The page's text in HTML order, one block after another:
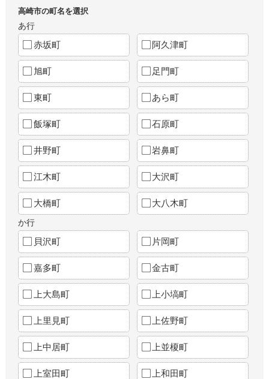
高崎市の町名を選択
あ行
赤坂町 阿久津町
旭町 足門町
東町 あら町
飯塚町 石原町
井野町 岩鼻町
江木町 大沢町
大橋町 大八木町
か行
貝沢町 片岡町
嘉多町 金古町
上大島町 上小塙町
上里見町 上佐野町
上中居町 上並榎町
上室田町 上和田町